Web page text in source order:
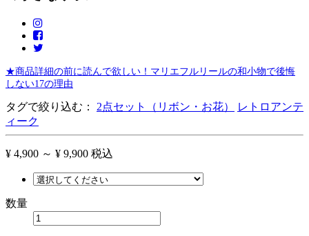
★商品詳細の前に読んで欲しい！マリエフルリールの和小物で後悔
しない17の理由
タグで絞り込む： 2点セット（リボン・お花）
レトロアンテ
ィーク
¥ 4,900 ～ ¥ 9,900 税込
数量